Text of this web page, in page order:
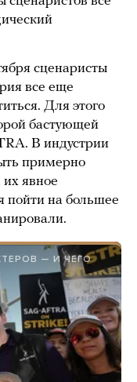
сценаристы
все еще
Для этого
бастующей
В индустрии
примерно
явное
пойти на большее
— И ЧЕГО